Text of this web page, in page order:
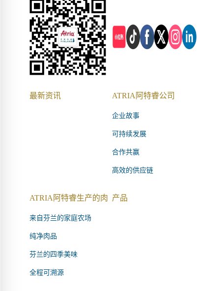
最新资讯 ATRIA阿特睿公司
企业故事
可持续发展
合作共赢
高效的供应链
ATRIA阿特睿生产的肉
来自芬兰的家庭农场
纯净肉品
芬兰的四季美味
全程可溯源
产品